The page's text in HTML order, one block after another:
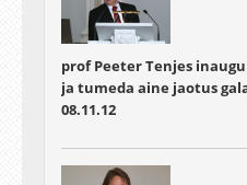
prof Peeter Tenjes
ja tumeda aine jaotus
08.11.12